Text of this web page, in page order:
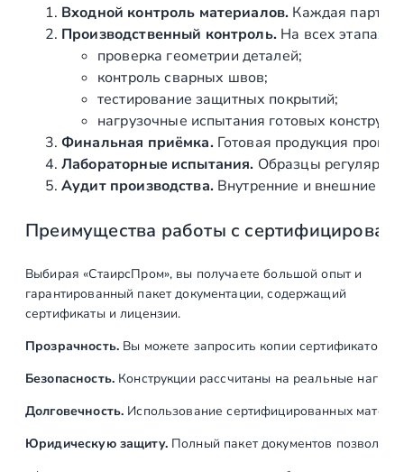
о
в
я
Входной контроль материалов. Каждая партия
Производственный контроль.На всех этапах
проверка геометрии деталей;
контроль сварных швов;
тестирование защитных покрытий;
нагрузочные испытания готовых
Финальная приёмка.Готовая продукция
Лабораторные испытания. Образцы регулярно
Аудит производства.Внутренние и внешние
Преимущества работы с
Выбирая «СтаирсПром», вы получаете большой опыт и
гарантированный пакет документации, содержащий
сертификаты и лицензии.
Прозрачность.Вы можете запросить копии сертификатов
Безопасность.Конструкции рассчитаны на реальные
Долговечность. Использование сертифицированных
Юридическую защиту.Полный пакет документов позволяет: